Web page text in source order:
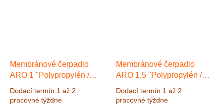
Membránové čerpadlo
ARO 1 "Polypropylén /
SANTOPRENE, Výkon
200 l / min, výtlak 8,3 bar
Dodací termín 1 až 2
pracovné týždne
Membránové čerpadlo
ARO 1,5 "Polypropylén /
SANTOPRENE, Výkon
465 l / min, výtlak 8,3 bar
Dodací termín 1 až 2
pracovné týždne